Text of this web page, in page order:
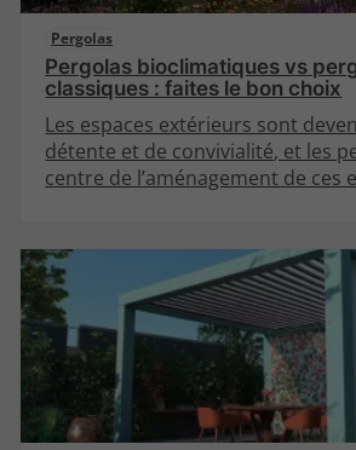
Pergolas
Pergolas bioclimatiques vs
classiques : faites le bon choix
Les espaces extérieurs sont
détente et de convivialité, et les
centre de l’aménagement de ces
article explore les
et les inconvénients de chaque
afin de vous aider à faire le bon
jardin ou votre terrasse.